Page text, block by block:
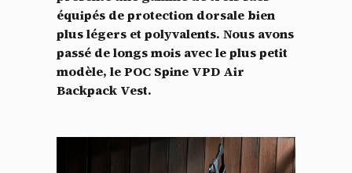
équipés de protection dorsale bien
plus légers et polyvalents. Nous avons
passé de longs mois avec le plus petit
modèle, le POC Spine VPD Air
Backpack Vest.